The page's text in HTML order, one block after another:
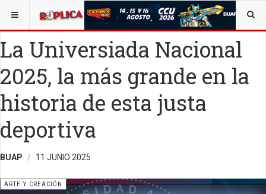
ESTÁ AQUÍ: ARTE
La Universiada Nacional
2025, la más grande en la
historia de esta justa
deportiva
BUAP 11 JUNIO 2025
ARTE Y CREACIÓN